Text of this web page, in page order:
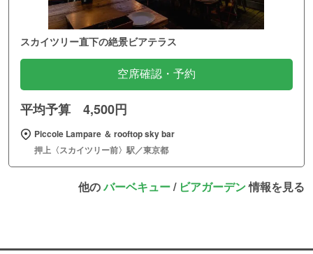
スカイツリー直下の絶景ビアテラス
空席確認・予約
平均予算 4,500円
Piccole Lampare ＆ rooftop sky bar
押上〈スカイツリー前〉駅／東京都
他のバーベキュー/ ビアガーデン情報を見る